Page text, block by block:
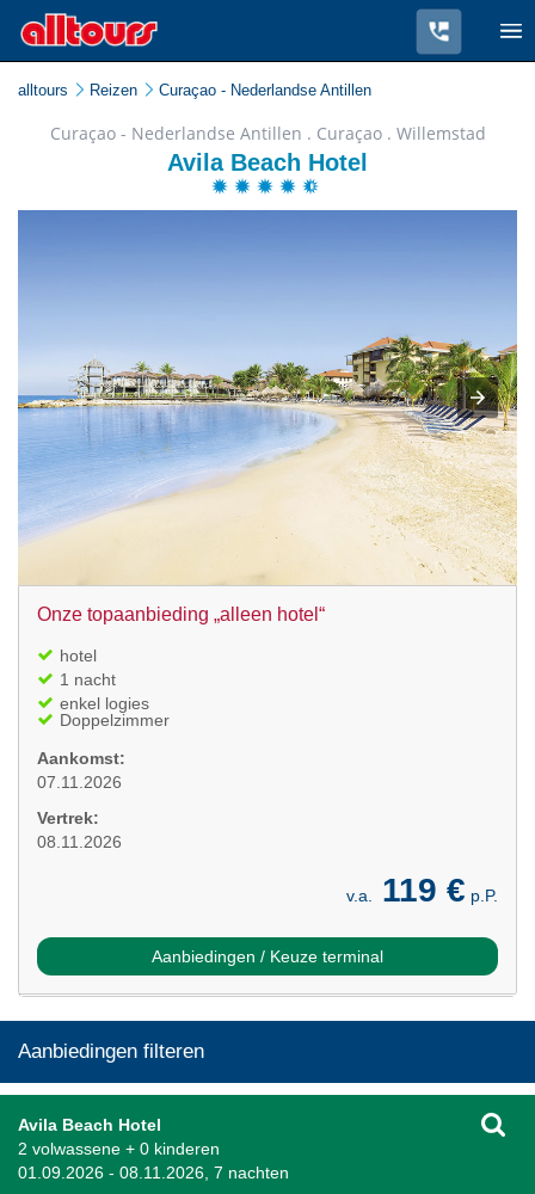
alltours Reizen Curaçao - Nederlandse Antillen
Curaçao - Nederlandse Antillen . Curaçao . Willemstad
Avila Beach Hotel
Onze topaanbieding „alleen hotel“
hotel
1 nacht
enkel logies
Doppelzimmer
Aankomst:
07.11.2026
Vertrek:
08.11.2026
v.a. 119 € p.P.
Aanbiedingen / Keuze terminal
Aanbiedingen filteren
Avila Beach Hotel
2 volwassene + 0 kinderen
01.09.2026 - 08.11.2026, 7 nachten